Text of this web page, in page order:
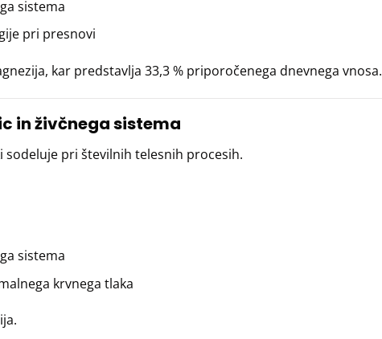
sistema
pri presnovi
kar predstavlja 33,3 % priporočenega dnevnega vnosa.
in živčnega sistema
sodeluje pri številnih telesnih procesih.
sistema
krvnega tlaka